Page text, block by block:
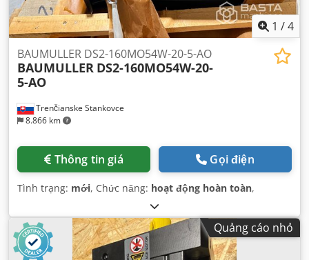
1 /4
Trenčianske Stankovce
8.866 km
BAUMULLER DS2-160MO54W-20-5-AO
BAUMULLER DS2-160MO54W-20-
5-AO
Thông tin giá Gọi điện
Tình trạng: mới, Chức năng: hoạt động hoàn toàn,
Quảng cáo nhỏ